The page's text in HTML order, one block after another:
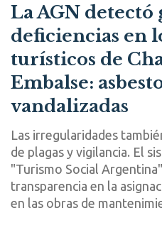
La AGN detectó
deficiencias en
turísticos de
Embalse:
vandalizadas
Las irregularidades
de plagas y vigilancia. El
"Turismo Social
transparencia en la
en las obras de